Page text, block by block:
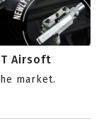
Airsoft
market.